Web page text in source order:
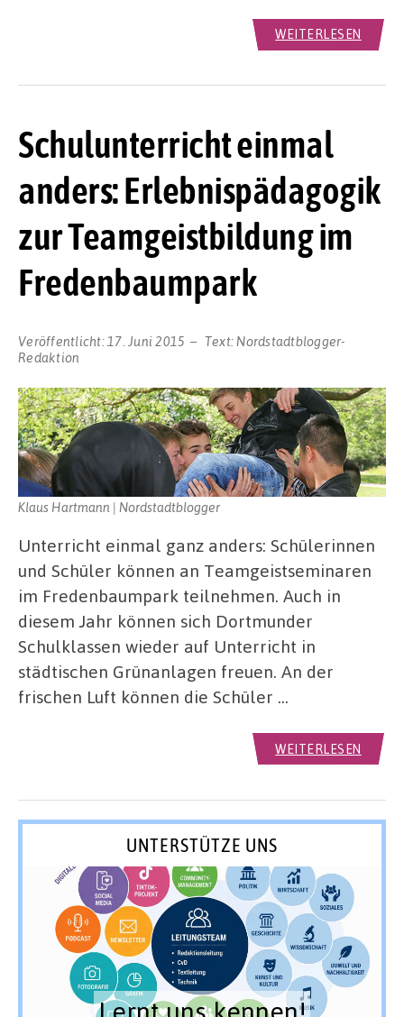
WEITERLESEN
Schulunterricht einmal
anders: Erlebnispädagogik
zur Teamgeistbildung im
Fredenbaumpark
Veröffentlicht: 17. Juni 2015 Text: Nordstadtblogger-
Redaktion
Klaus Hartmann | Nordstadtblogger
Unterricht einmal ganz anders: Schülerinnen
und Schüler können an Teamgeistseminaren
im Fredenbaumpark teilnehmen. Auch in
diesem Jahr können sich Dortmunder
Schulklassen wieder auf Unterricht in
städtischen Grünanlagen freuen. An der
frischen Luft können die Schüler …
WEITERLESEN
UNTERSTÜTZE UNS